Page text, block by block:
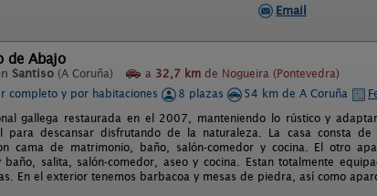
Email
de Abajo
Santiso (A Coruña) a 32,7 km de Nogueira (Pontevedra)
completo y por habitaciones
8 plazas 54 km de A Coruña
gallega restaurada en el 2007, manteniendo lo rústico y
para descansar disfrutando de la naturaleza. La casa consta
cama de matrimonio, baño, salón-comedor y cocina. El otro
baño, salita, salón-comedor, aseo y cocina. Estan totalmente
En el exterior tenemos barbacoa y mesas de piedra, así como